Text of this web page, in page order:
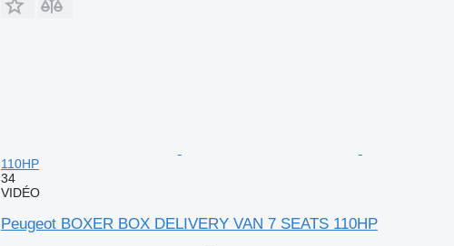
110HP
34
VIDÉO
Peugeot BOXER BOX DELIVERY VAN 7 SEATS 110HP